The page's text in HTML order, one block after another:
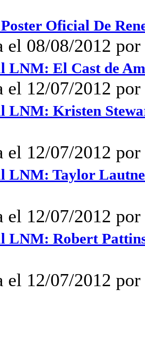
Oficial De
el 08/08/2012
LNM: El Cast de
el 12/07/2012
LNM: Kristen
el 12/07/2012
LNM: Taylor
el 12/07/2012
LNM: Robert
el 12/07/2012